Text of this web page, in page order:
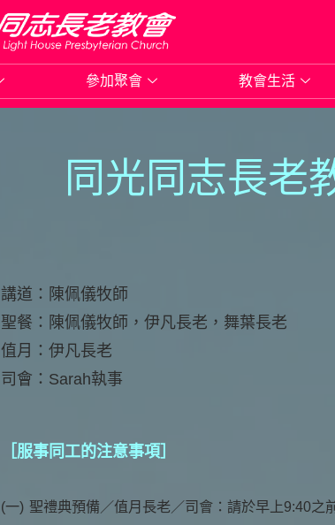
參加聚會 教會生活
同光同志長老
講道：陳佩儀牧師
聖餐：陳佩儀牧師，伊凡長老，舞葉長老
值月：伊凡長老
司會：Sarah執事
［服事同工的注意事項］
(一) 聖禮典預備／值月長老／司會：請於早上9:40之